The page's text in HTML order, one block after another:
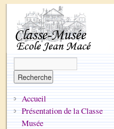
Accueil
Présentation de la Classe
Musée